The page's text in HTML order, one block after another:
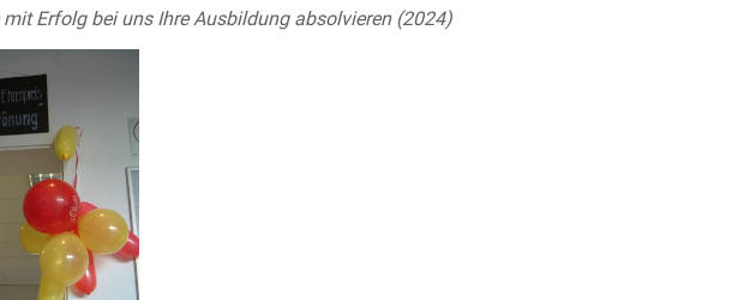
Erfolg bei uns Ihre Ausbildung absolvieren (2024)